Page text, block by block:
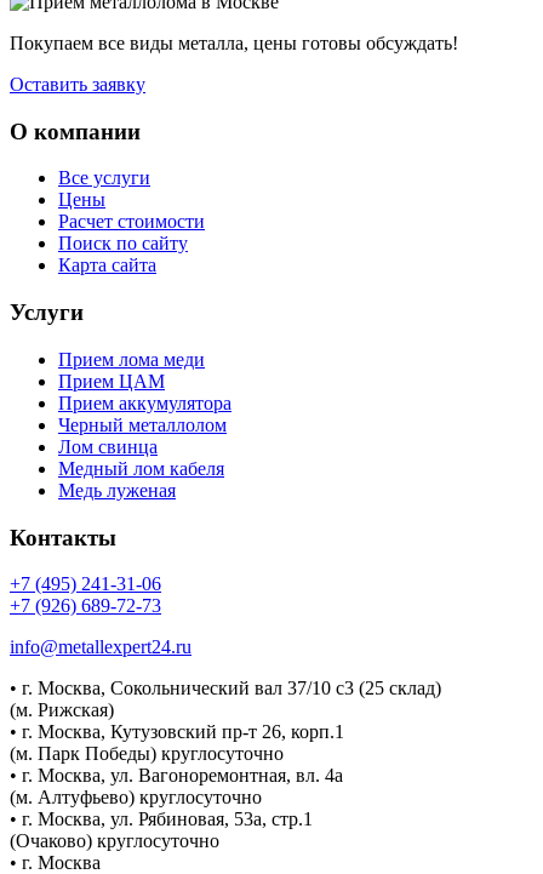
Покупаем все виды металла, цены готовы обсуждать!
Оставить заявку
О компании
Все услуги
Цены
Расчет стоимости
Поиск по сайту
Карта сайта
Услуги
Прием лома меди
Прием ЦАМ
Прием аккумулятора
Черный металлолом
Лом свинца
Медный лом кабеля
Медь луженая
Контакты
+7 (495) 241-31-06
+7 (926) 689-72-73
info@metallexpert24.ru
• г. Москва, Сокольнический вал 37/10 с3 (25 склад)
(м. Рижская)
• г. Москва, Кутузовский пр-т 26, корп.1
(м. Парк Победы) круглосуточно
• г. Москва, ул. Вагоноремонтная, вл. 4а
(м. Алтуфьево) круглосуточно
• г. Москва, ул. Рябиновая, 53а, стр.1
(Очаково) круглосуточно
• г. Москва